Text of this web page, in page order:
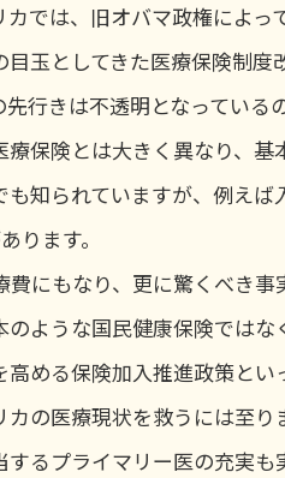
では、旧オバマ政権によ
目玉としてきた医療保険制
行きは不透明となっているの
保険とは大きく異なり、基
知られていますが、例え
ります。
にもなり、更に驚くべき
ような国民健康保険では
める保険加入推進政策とい
の医療現状を救うには至り
るプライマリー医の充実も